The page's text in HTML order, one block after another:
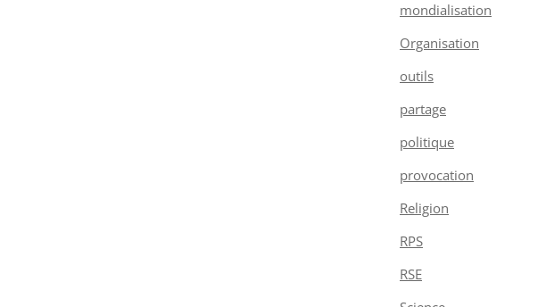
mondialisation
Organisation
outils
partage
politique
provocation
Religion
RPS
RSE